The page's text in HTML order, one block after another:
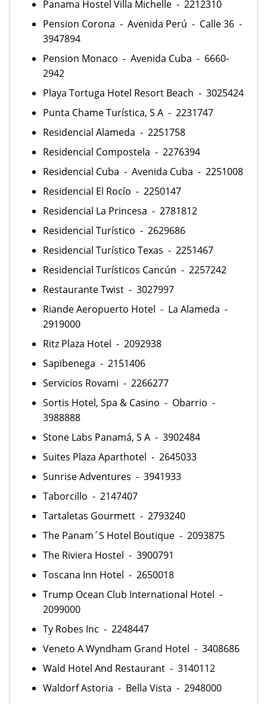
Panama Hostel Villa Michelle - 2212310
Pension Corona - Avenida Perú - Calle 36 -
3947894
Pension Monaco - Avenida Cuba - 6660-
2942
Playa Tortuga Hotel Resort Beach - 3025424
Punta Chame Turística, S A - 2231747
Residencial Alameda - 2251758
Residencial Compostela - 2276394
Residencial Cuba - Avenida Cuba - 2251008
Residencial El Rocío - 2250147
Residencial La Princesa - 2781812
Residencial Turístico - 2629686
Residencial Turístico Texas - 2251467
Residencial Turísticos Cancún - 2257242
Restaurante Twist - 3027997
Riande Aeropuerto Hotel - La Alameda -
2919000
Ritz Plaza Hotel - 2092938
Sapibenega - 2151406
Servicios Rovami - 2266277
Sortis Hotel, Spa & Casino - Obarrio -
3988888
Stone Labs Panamá, S A - 3902484
Suites Plaza Aparthotel - 2645033
Sunrise Adventures - 3941933
Taborcillo - 2147407
Tartaletas Gourmett - 2793240
The Panam´S Hotel Boutique - 2093875
The Riviera Hostel - 3900791
Toscana Inn Hotel - 2650018
Trump Ocean Club International Hotel -
2099000
Ty Robes Inc - 2248447
Veneto A Wyndham Grand Hotel - 3408686
Wald Hotel And Restaurant - 3140112
Waldorf Astoria - Bella Vista - 2948000